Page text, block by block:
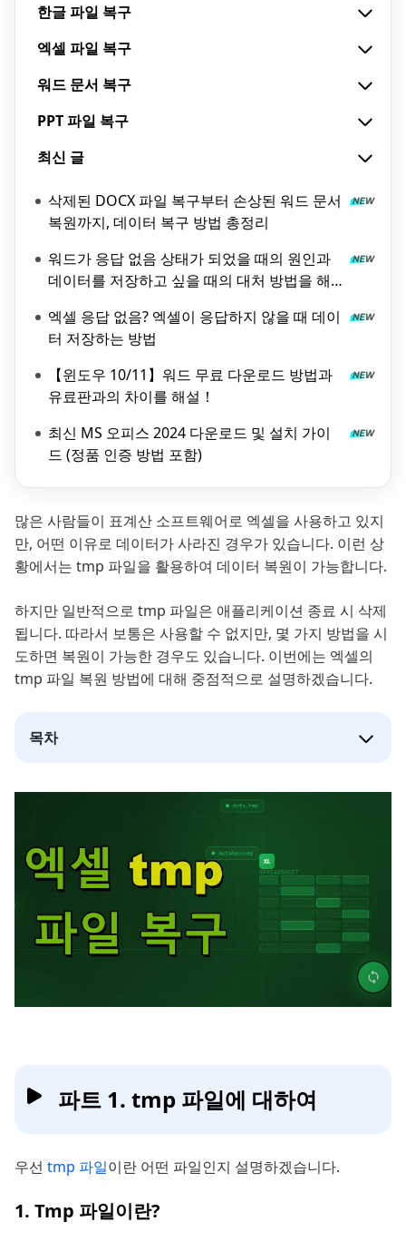
한글 파일 복구
엑셀 파일 복구
워드 문서 복구
PPT 파일 복구
최신 글
삭제된 DOCX 파일 복구부터 손상된 워드 문서
복원까지, 데이터 복구 방법 총정리
워드가 응답 없음 상태가 되었을 때의 원인과
데이터를 저장하고 싶을 때의 대처 방법을 해
엑셀 응답 없음? 엑셀이 응답하지 않을 때 데이
터 저장하는 방법
【윈도우 10/11】워드 무료 다운로드 방법과
유료판과의 차이를 해설！
최신 MS 오피스 2024 다운로드 및 설치 가이
드 (정품 인증 방법 포함)
많은 사람들이 표계산 소프트웨어로 엑셀을 사용하고 있지
만, 어떤 이유로 데이터가 사라진 경우가 있습니다. 이런 상
황에서는 tmp 파일을 활용하여 데이터 복원이 가능합니다.
하지만 일반적으로 tmp 파일은 애플리케이션 종료 시 삭제
됩니다. 따라서 보통은 사용할 수 없지만, 몇 가지 방법을 시
도하면 복원이 가능한 경우도 있습니다. 이번에는 엑셀의
tmp 파일 복원 방법에 대해 중점적으로 설명하겠습니다.
목차
파트 1. tmp 파일에 대하여
우선 tmp 파일이란 어떤 파일인지 설명하겠습니다.
1. Tmp 파일이란?